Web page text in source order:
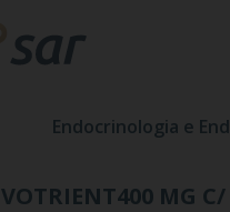
Endocrinologia e
VOTRIENT400 MG C/